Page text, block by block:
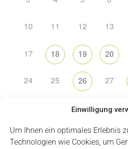
Einwilligung
Um Ihnen ein optimales Erlebnis
Technologien wie Cookies, um
10 11 12 13
17 18 19 20
24 25 26 27
2 3